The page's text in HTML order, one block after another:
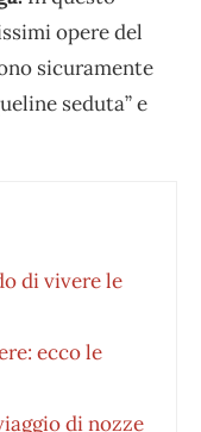
opere del
sicuramente
seduta” e
di vivere le
ecco le
di nozze